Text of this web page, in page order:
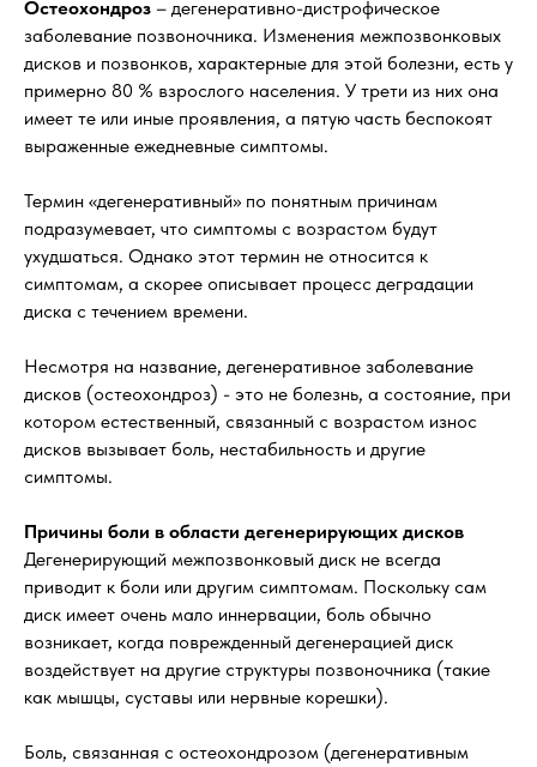
Остеохондроз – дегенеративно-дистрофическое
заболевание позвоночника. Изменения межпозвонковых
дисков и позвонков, характерные для этой болезни, есть у
примерно 80 % взрослого населения. У трети из них она
имеет те или иные проявления, а пятую часть беспокоят
выраженные ежедневные симптомы.
Термин «дегенеративный» по понятным причинам
подразумевает, что симптомы с возрастом будут
ухудшаться. Однако этот термин не относится к
симптомам, а скорее описывает процесс деградации
диска с течением времени.
Несмотря на название, дегенеративное заболевание
дисков (остеохондроз) - это не болезнь, а состояние, при
котором естественный, связанный с возрастом износ
дисков вызывает боль, нестабильность и другие
симптомы.
Причины боли в области дегенерирующих дисков
Дегенерирующий межпозвонковый диск не всегда
приводит к боли или другим симптомам. Поскольку сам
диск имеет очень мало иннервации, боль обычно
возникает, когда поврежденный дегенерацией диск
воздействует на другие структуры позвоночника (такие
как мышцы, суставы или нервные корешки).
Боль, связанная с остеохондрозом (дегенеративным